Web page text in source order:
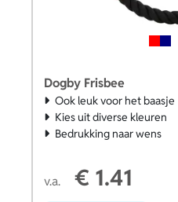
Dogby Frisbee
Ook leuk voor het baasje
Kies uit diverse kleuren
Bedrukking naar wens
v.a. € 1.41